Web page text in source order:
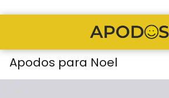
Apodos para Noel